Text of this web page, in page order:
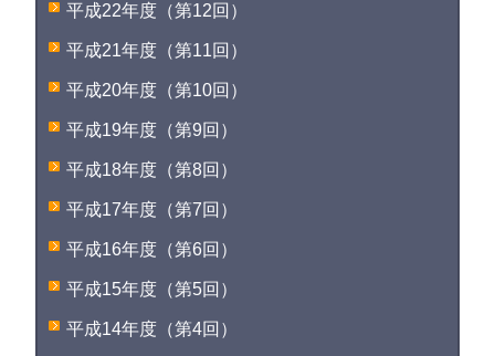
平成22年度（第12回）
平成21年度（第11回）
平成20年度（第10回）
平成19年度（第9回）
平成18年度（第8回）
平成17年度（第7回）
平成16年度（第6回）
平成15年度（第5回）
平成14年度（第4回）